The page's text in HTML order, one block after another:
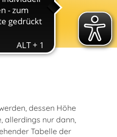
dessen Höhe
allerdings nur dann,
Tabelle der